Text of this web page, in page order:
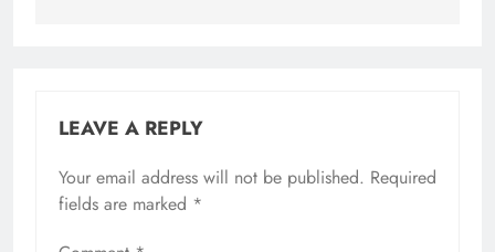
LEAVE A REPLY
Your email address will not be published. Required
fields are marked *